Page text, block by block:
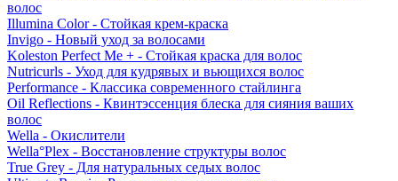
волос
Illumina Color - Стойкая крем-краска
Invigo - Новый уход за волосами
Koleston Perfect Me + - Стойкая краска для волос
Nutricurls - Уход для кудрявых и вьющихся волос
Performance - Классика современного стайлинга
Oil Reflections - Квинтэссенция блеска для сияния ваших
волос
Wella - Окислители
Wella°Plex - Восстановление структуры волос
True Grey - Для натуральных седых волос